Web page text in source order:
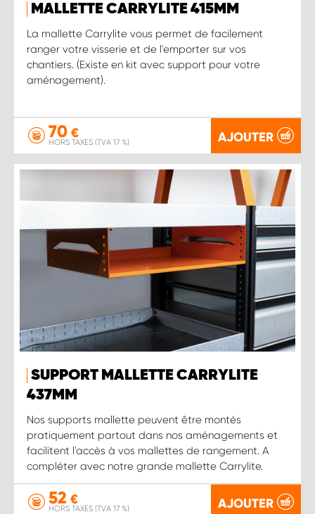
MALLETTE CARRYLITE 415MM
La mallette Carrylite vous permet de facilement
ranger votre visserie et de l'emporter sur vos
chantiers. (Existe en kit avec support pour votre
aménagement).
70 €
HORS TAXES (TVA 17 %) AJOUTER
SUPPORT MALLETTE CARRYLITE
437MM
Nos supports mallette peuvent être montés
pratiquement partout dans nos aménagements et
facilitent l'accès à vos mallettes de rangement. A
compléter avec notre grande mallette Carrylite.
52 €
HORS TAXES (TVA 17 %) AJOUTER